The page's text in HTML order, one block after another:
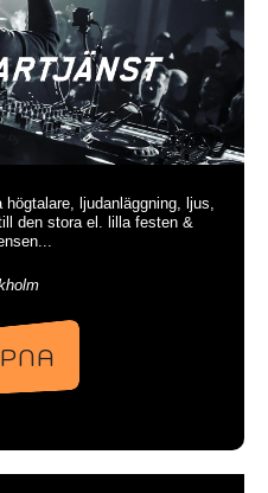
ljudanläggning, ljus,
den stora el. lilla festen &